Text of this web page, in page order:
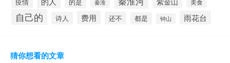
秦淮 美食
自己的 诗人 费用 还不 都是 钟山 雨花台
猜你想看的文章